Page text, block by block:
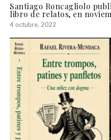
Santiago Roncagliolo
libro de relatos, en
4 octubre, 2022